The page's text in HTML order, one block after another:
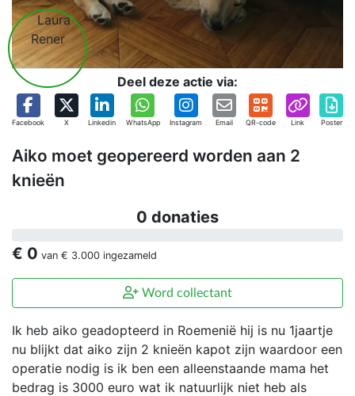
Deel deze actie via:
Facebook X Linkedin WhatsApp Instagram Email QR-code Link Poster
Aiko moet geopereerd worden aan 2
knieën
0 donaties
€ 0 van € 3.000 ingezameld
Word collectant
Ik heb aiko geadopteerd in Roemenië hij is nu 1jaartje
nu blijkt dat aiko zijn 2 knieën kapot zijn waardoor een
operatie nodig is ik ben een alleenstaande mama het
bedrag is 3000 euro wat ik natuurlijk niet heb als